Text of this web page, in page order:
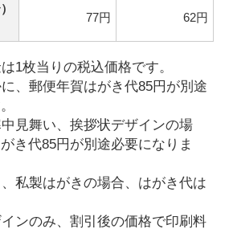
77円 62円
1枚当りの税込価格です。
、郵便年賀はがき代85円が別途
見舞い、挨拶状デザインの場
き代85円が別途必要になりま
私製はがきの場合、はがき代は
ンのみ、割引後の価格で印刷料